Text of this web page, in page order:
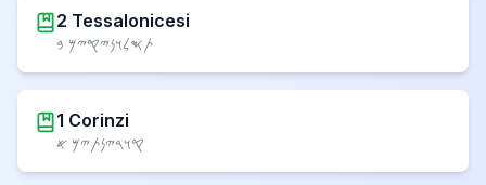
2 Tessalonicesi
𐤕𐤎𐤋𐤅𐤍𐤉𐤒𐤉𐤌 𐤁
1 Corinzi
𐤒𐤅𐤓𐤉𐤍𐤕𐤉𐤌 𐤀